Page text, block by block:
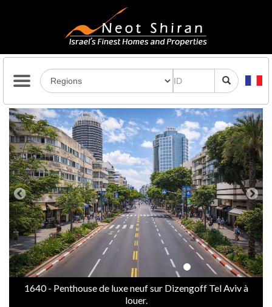
Previous Next
1640 - Penthouse de luxe neuf sur Dizengoff Tel Aviv à
louer.